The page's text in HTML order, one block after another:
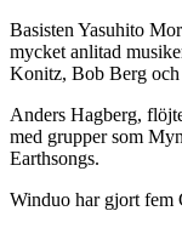
Basisten Yasuhito
mycket anlitad
Konitz, Bob Berg
Anders Hagberg,
med grupper som
Earthsongs.
Winduo har gjort fem